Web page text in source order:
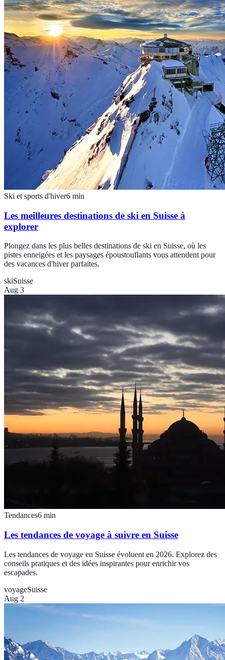
Ski et sports d'hiver6 min
Les meilleures destinations de ski en Suisse à
explorer
Plongez dans les plus belles destinations de ski en Suisse, où les
pistes enneigées et les paysages époustouflants vous attendent pour
des vacances d'hiver parfaites.
skiSuisse
Aug 3
Tendances6 min
Les tendances de voyage à suivre en Suisse
Les tendances de voyage en Suisse évoluent en 2026. Explorez des
conseils pratiques et des idées inspirantes pour enrichir vos
escapades.
voyageSuisse
Aug 2